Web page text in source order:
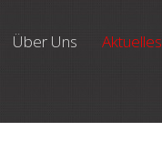
Über Uns Aktuelles